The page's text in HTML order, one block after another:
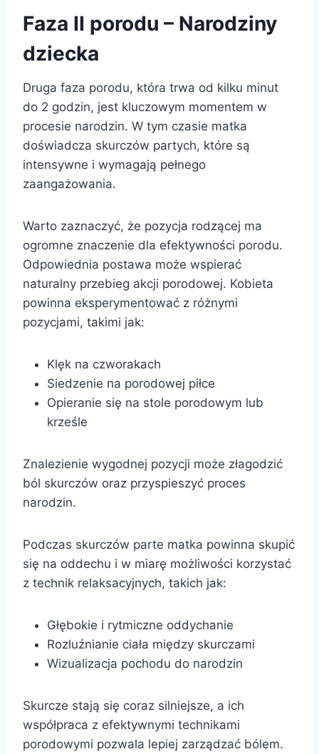
Faza II porodu – Narodziny
dziecka
Druga faza porodu, która trwa od kilku minut
do 2 godzin, jest kluczowym momentem w
procesie narodzin. W tym czasie matka
doświadcza skurczów partych, które są
intensywne i wymagają pełnego
zaangażowania.
Warto zaznaczyć, że pozycja rodzącej ma
ogromne znaczenie dla efektywności porodu.
Odpowiednia postawa może wspierać
naturalny przebieg akcji porodowej. Kobieta
powinna eksperymentować z różnymi
pozycjami, takimi jak:
Klęk na czworakach
Siedzenie na porodowej piłce
Opieranie się na stole porodowym lub
krześle
Znalezienie wygodnej pozycji może złagodzić
ból skurczów oraz przyspieszyć proces
narodzin.
Podczas skurczów parte matka powinna skupić
się na oddechu i w miarę możliwości korzystać
z technik relaksacyjnych, takich jak:
Głębokie i rytmiczne oddychanie
Rozluźnianie ciała między skurczami
Wizualizacja pochodu do narodzin
Skurcze stają się coraz silniejsze, a ich
współpraca z efektywnymi technikami
porodowymi pozwala lepiej zarządzać bólem.